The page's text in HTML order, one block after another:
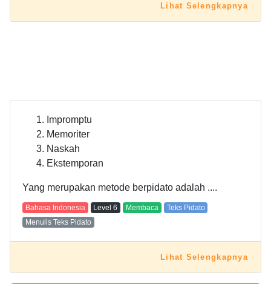
Lihat Selengkapnya
Impromptu
Memoriter
Naskah
Ekstemporan
Yang merupakan metode berpidato adalah ....
Bahasa Indonesia Level 6 Membaca
Teks Pidato
Menulis Teks Pidato
Lihat Selengkapnya